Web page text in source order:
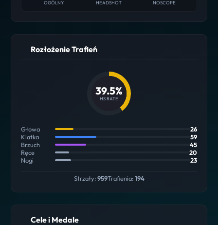
OGÓLNY HEADSHOT NOSCOPE
Rozłożenie Trafień
39.5%
HS RATE
Głowa
26
Klatka
59
Brzuch
45
Ręce
20
Nogi
23
Strzały:959Trafienia:194
Cele i Medale